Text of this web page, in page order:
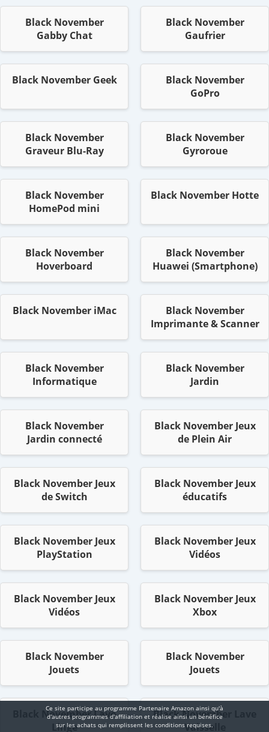
Black November
Gabby Chat
Black November
Gaufrier
Black November Geek
Black November
GoPro
Black November
Graveur Blu-Ray
Black November
Gyroroue
Black November
HomePod mini
Black November Hotte
Black November
Hoverboard
Black November
Huawei (Smartphone)
Black November iMac
Black November
Imprimante & Scanner
Black November
Informatique
Black November
Jardin
Black November
Jardin connecté
Black November Jeux
de Plein Air
Black November Jeux
de Switch
Black November Jeux
éducatifs
Black November Jeux
PlayStation
Black November Jeux
Vidéos
Black November Jeux
Vidéos
Black November Jeux
Xbox
Black November
Jouets
Black November
Jouets
Black November Lave
Linge
Black November Lave
Vaisselle
Ce site participe au programme Partenaire Αmazοn ainsi qu'à
d'autres programmes d'affiliation et réalise ainsi un bénéfice
sur les achats qui remplissent les conditions requises.